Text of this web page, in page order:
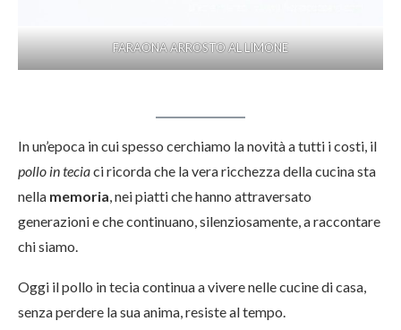
FARAONA ARROSTO AL LIMONE
In un’epoca in cui spesso cerchiamo la novità a tutti i costi, il
pollo in teciaci ricorda che la vera ricchezza della cucina sta
nella memoria , nei piatti che hanno attraversato
generazioni e che continuano, silenziosamente, a raccontare
chi siamo.
Oggi il pollo in tecia continua a vivere nelle cucine di casa,
senza perdere la sua anima, resiste al tempo.